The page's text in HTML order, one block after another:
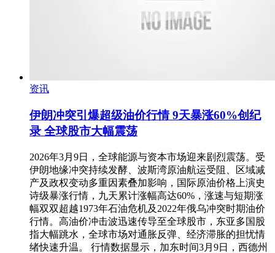
资讯
伊朗冲突引爆超级油价行情 9天暴涨60%创纪
录 全球股市大幅震荡
2026年3月9日，全球能源与资本市场迎来剧烈震荡。受
伊朗地缘冲突持续发酵、波斯湾原油航运受阻、区域减
产及政权变动多重因素叠加影响，国际原油价格上演史
诗级暴涨行情，九天累计涨幅高达60%，涨速与短期涨
幅双双超越1973年石油危机及2022年俄乌冲突时期油价
行情。高油价冲击波迅速传导至全球股市，东亚多国股
指大幅跳水，全球市场对通胀反弹、经济滞胀的担忧情
绪快速升温。 行情数据显示，加东时间3月9日，西德州